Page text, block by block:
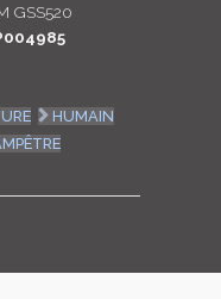
GSS520
HUMAIN